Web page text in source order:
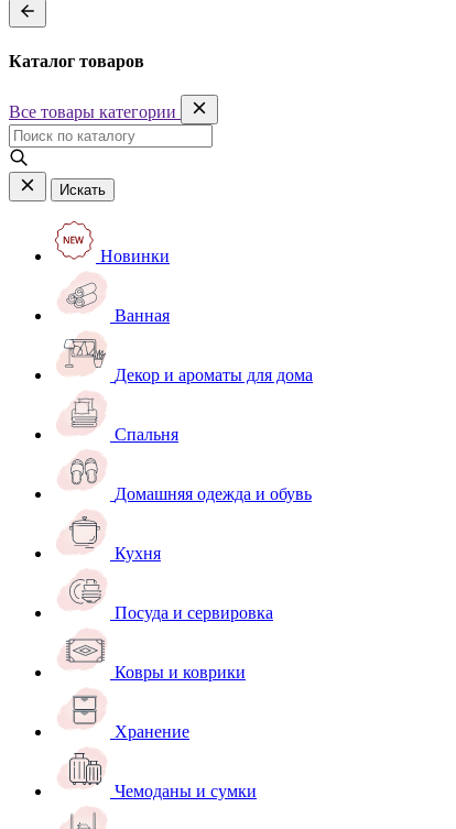
Каталог товаров
Все товары категории
Искать
Новинки
Ванная
Декор и ароматы для дома
Спальня
Домашняя одежда и обувь
Кухня
Посуда и сервировка
Ковры и коврики
Хранение
Чемоданы и сумки